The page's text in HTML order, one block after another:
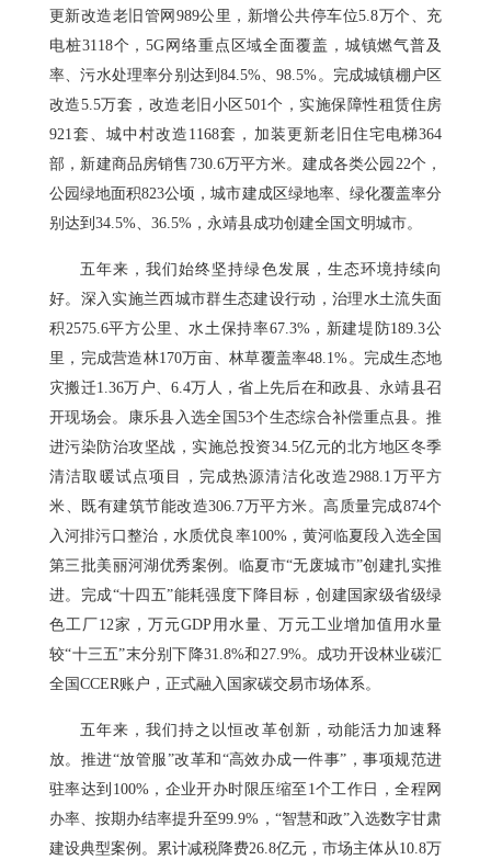
更新改造老旧管网989公里，新增公共停车位5.8万个、充
电桩3118个，5G网络重点区域全面覆盖，城镇燃气普及
率、污水处理率分别达到84.5%、98.5%。完成城镇棚户区
改造5.5万套，改造老旧小区501个，实施保障性租赁住房
921套、城中村改造1168套，加装更新老旧住宅电梯364
部，新建商品房销售730.6万平方米。建成各类公园22个，
公园绿地面积823公顷，城市建成区绿地率、绿化覆盖率分
别达到34.5%、36.5%，永靖县成功创建全国文明城市。
五年来，我们始终坚持绿色发展，生态环境持续向
好。深入实施兰西城市群生态建设行动，治理水土流失面
积2575.6平方公里、水土保持率67.3%，新建堤防189.3公
里，完成营造林170万亩、林草覆盖率48.1%。完成生态地
灾搬迁1.36万户、6.4万人，省上先后在和政县、永靖县召
开现场会。康乐县入选全国53个生态综合补偿重点县。推
进污染防治攻坚战，实施总投资34.5亿元的北方地区冬季
清洁取暖试点项目，完成热源清洁化改造2988.1万平方
米、既有建筑节能改造306.7万平方米。高质量完成874个
入河排污口整治，水质优良率100%，黄河临夏段入选全国
第三批美丽河湖优秀案例。临夏市“无废城市”创建扎实推
进。完成“十四五”能耗强度下降目标，创建国家级省级绿
色工厂12家，万元GDP用水量、万元工业增加值用水量
较“十三五”末分别下降31.8%和27.9%。成功开设林业碳汇
全国CCER账户，正式融入国家碳交易市场体系。
五年来，我们持之以恒改革创新，动能活力加速释
放。推进“放管服”改革和“高效办成一件事”，事项规范进
驻率达到100%，企业开办时限压缩至1个工作日，全程网
办率、按期办结率提升至99.9%，“智慧和政”入选数字甘肃
建设典型案例。累计减税降费26.8亿元，市场主体从10.8万